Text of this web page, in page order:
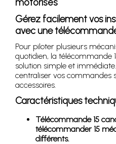
Gérez facilement vos
avec une
Pour piloter plusieurs
quotidien, la télécommande
solution simple et
centraliser vos commandes
accessoires.
Caractéristiques
Télécommande 15
télécommander 15
différents.